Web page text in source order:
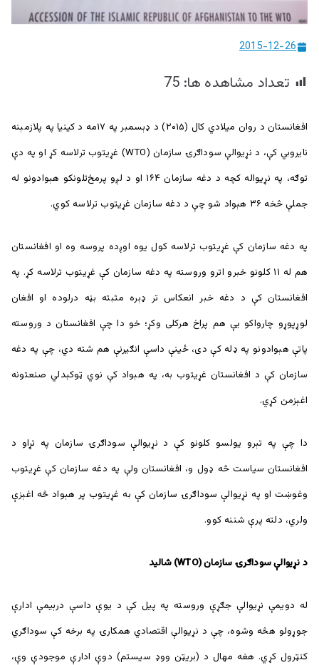
ییزو څېړنو
2015-12-26
تعداد مشاهده ها: 75
افغانستان د روان ميلادي کال (۲۰۱۵) د ډېسمبر په ۱۷مه د کینیا په پلازمېنه
نایروبي کې، د نړیوالې سوداګرۍ سازمان (WTO) غړیتوب ترلاسه کړ او په دې
توګه، په نړیواله کچه د دغه سازمان ۱۶۴ او د لږو پرمخ‌تلونکو هېوادونو له
جملې څخه ۳۶ هېواد شو چې د دغه سازمان غړیتوب ترلاسه کوي.
په دغه سازمان کې غړیتوب ترلاسه کول یوه اوږده پروسه وه او افغانستان
هم له ۱۱ کلونو خبرو اترو وروسته په دغه سازمان کې غړیتوب ترلاسه کړ. په
افغانستان کې د دغه خبر انعکاس تر ډېره مثبته بڼه درلوده او افغان
لوړپوړو چارواکو یې هم پراخ هرکلی وکړ؛ خو دا چې افغانستان د وروسته
پاتې هېوادونو په ډله کې دی، ځینې داسې انګیرنې هم شته دي، چې په دغه
سازمان کې د افغانستان غړيتوب به، په هېواد کې نوي ټوکېدلي صنعتونه
اغېزمن کړي.
دا چې په تېرو یولسو کلونو کې د نړیوالې سوداګرۍ سازمان په تړاو د
افغانستان سیاست څه ډول و، افغانستان ولې په دغه سازمان کې غړیتوب
وغوښت او په نړیوالې سوداګرۍ سازمان کې به غړیتوب پر هېواد څه اغېزې
ولري، دلته پرې شننه کوو.
د نړیوالې سوداګرۍ سازمان (WTO) شالید
له دویمې نړیوالې جګړې وروسته په پیل کې د یوې داسې درېیمې ادارې
جوړولو هڅه وشوه، چې د نړیوالې اقتصادي همکارۍ په برخه کې سوداګري
کنټرول کړي. هغه مهال د (بریټن ووډ سیستم) دوې ادارې موجودې وې،